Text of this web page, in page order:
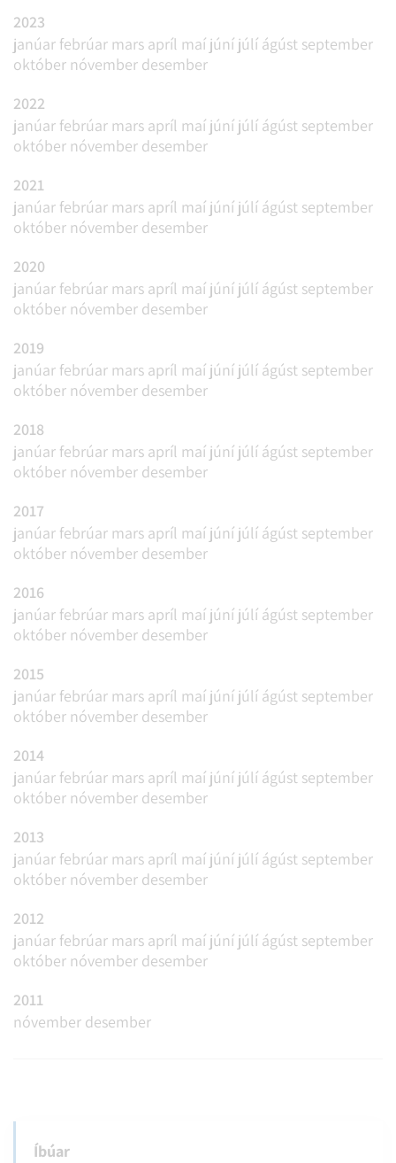
2023
janúar febrúar mars apríl maí júní júlí ágúst september
október nóvember desember
2022
janúar febrúar mars apríl maí júní júlí ágúst september
október nóvember desember
2021
janúar febrúar mars apríl maí júní júlí ágúst september
október nóvember desember
2020
janúar febrúar mars apríl maí júní júlí ágúst september
október nóvember desember
2019
janúar febrúar mars apríl maí júní júlí ágúst september
október nóvember desember
2018
janúar febrúar mars apríl maí júní júlí ágúst september
október nóvember desember
2017
janúar febrúar mars apríl maí júní júlí ágúst september
október nóvember desember
2016
janúar febrúar mars apríl maí júní júlí ágúst september
október nóvember desember
2015
janúar febrúar mars apríl maí júní júlí ágúst september
október nóvember desember
2014
janúar febrúar mars apríl maí júní júlí ágúst september
október nóvember desember
2013
janúar febrúar mars apríl maí júní júlí ágúst september
október nóvember desember
2012
janúar febrúar mars apríl maí júní júlí ágúst september
október nóvember desember
2011
nóvember desember
Íbúar